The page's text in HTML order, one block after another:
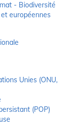
- Biodiversité
européennes
Unies (ONU,
(POP)